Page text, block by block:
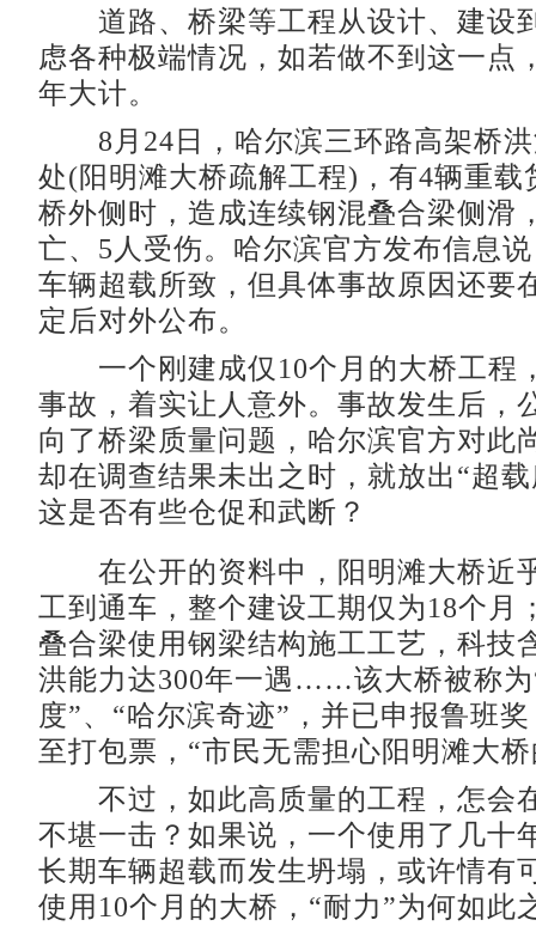
道路、桥梁等工程从设计、建设
虑各种极端情况，如若做不到这一点
年大计。
8月24日，哈尔滨三环路高架桥洪
处(阳明滩大桥疏解工程)，有4辆重载
桥外侧时，造成连续钢混叠合梁侧滑
亡、5人受伤。哈尔滨官方发布信息
车辆超载所致，但具体事故原因还要
定后对外公布。
一个刚建成仅10个月的大桥工程
事故，着实让人意外。事故发生后，
向了桥梁质量问题，哈尔滨官方对此
却在调查结果未出之时，就放出“超
这是否有些仓促和武断？
在公开的资料中，阳明滩大桥近
工到通车，整个建设工期仅为18个月
叠合梁使用钢梁结构施工工艺，科技
洪能力达300年一遇……该大桥被称为
度”、“哈尔滨奇迹”，并已申报鲁班
至打包票，“市民无需担心阳明滩大
不过，如此高质量的工程，怎会
不堪一击？如果说，一个使用了几十
长期车辆超载而发生坍塌，或许情有
使用10个月的大桥，“耐力”为何如此